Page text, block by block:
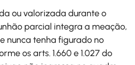
ou valorizada durante o
parcial integra a meação,
nunca tenha figurado no
os arts. 1.660 e 1.027 do